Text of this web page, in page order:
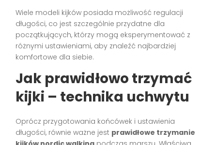
Wiele modeli kijków posiada możliwość regulacji
długości, co jest szczególnie przydatne dla
początkujących, którzy mogą eksperymentować z
różnymi ustawieniami, aby znaleźć najbardziej
komfortowe dla siebie.
Jak prawidłowo trzymać
kijki – technika uchwytu
Oprócz przygotowania końcówek i ustawienia
długości, równie ważne jest prawidłowe trzymanie